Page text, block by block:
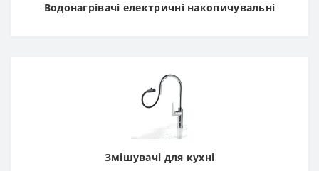
Водонагрівачі електричні накопичувальні
Змішувачі для кухні